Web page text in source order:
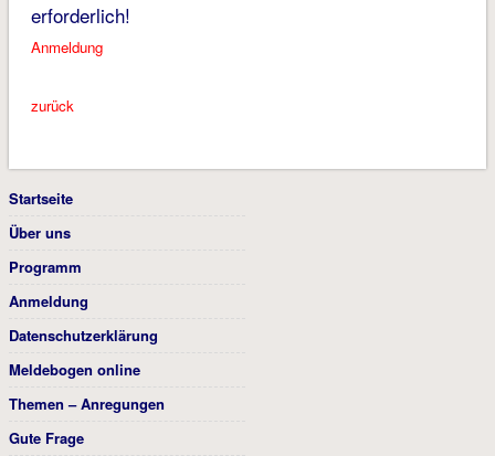
erforderlich!
Anmeldung
zurück
Startseite
Über uns
Programm
Anmeldung
Datenschutzerklärung
Meldebogen online
Themen – Anregungen
Gute Frage